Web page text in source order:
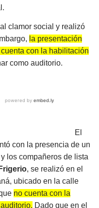
clamor social y realizó
la presentación
con la habilitación
como auditorio.
El
con la presencia de un
los compañeros de lista
, se realizó en el
ubicado en la calle
no cuenta con la
Dado que en el